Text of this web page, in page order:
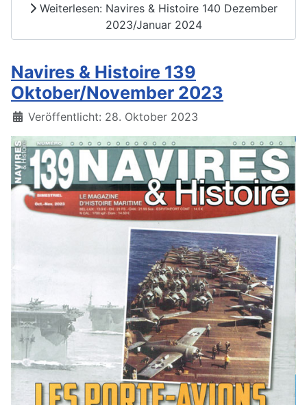
Weiterlesen: Navires & Histoire 140 Dezember
2023/Januar 2024
Navires & Histoire 139
Oktober/November 2023
Details
Veröffentlicht: 28. Oktober 2023